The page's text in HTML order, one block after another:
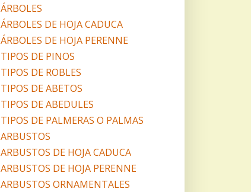
ÁRBOLES
ÁRBOLES DE HOJA CADUCA
ÁRBOLES DE HOJA PERENNE
TIPOS DE PINOS
TIPOS DE ROBLES
TIPOS DE ABETOS
TIPOS DE ABEDULES
TIPOS DE PALMERAS O PALMAS
ARBUSTOS
ARBUSTOS DE HOJA CADUCA
ARBUSTOS DE HOJA PERENNE
ARBUSTOS ORNAMENTALES